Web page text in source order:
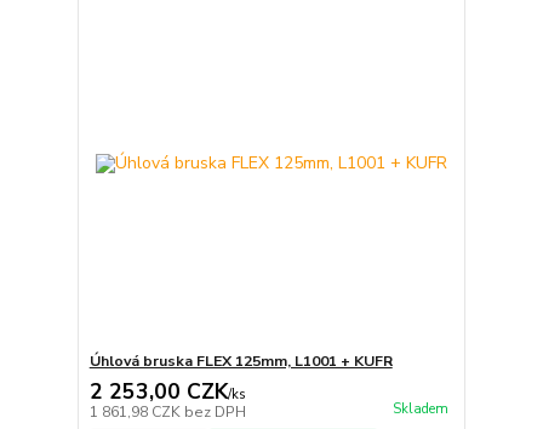
Úhlová bruska FLEX 125mm, L1001 + KUFR
2 253,00 CZK/ks
1 861,98 CZK bez DPH Skladem